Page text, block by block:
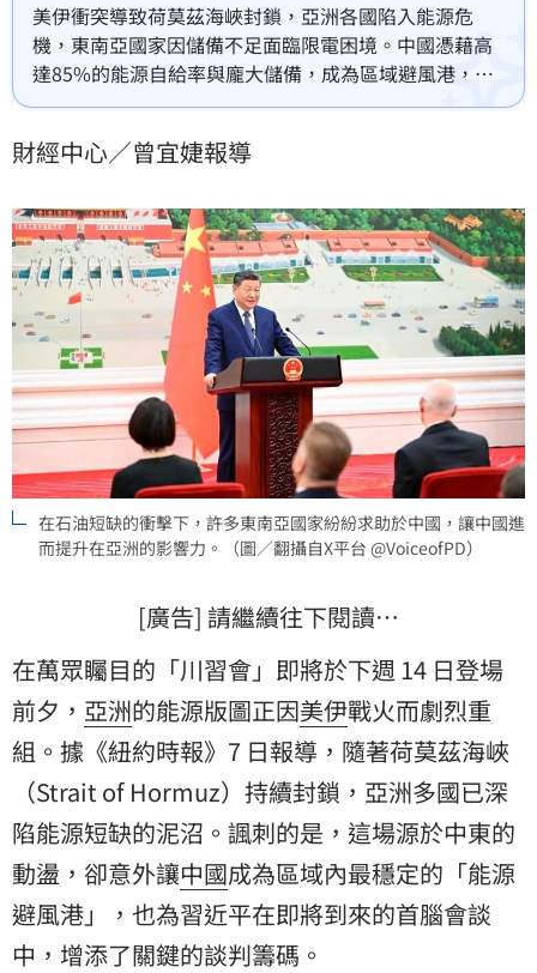
美伊衝突導致荷莫茲海峽封鎖，亞洲各國陷入能源危
機，東南亞國家因儲備不足面臨限電困境。中國憑藉高
達85%的能源自給率與龐大儲備，成為區域避風港，積
極與越南、菲律賓等國展開能源合作。此外，石油短缺
激增，緩解其國內經濟壓力。然而專家警告，若戰火引
險。
財經中心／曾宜婕報導
在石油短缺的衝擊下，許多東南亞國家紛紛求助於中國，讓中國進
而提升在亞洲的影響力。（圖／翻攝自X平台 @VoiceofPD）
[廣告] 請繼續往下閱讀…
在萬眾矚目的「川習會」即將於下週 14 日登場
前夕， 亞洲的能源版圖正因美伊戰火而劇烈重
組。據《紐約時報》7 日報導，隨著荷莫茲海峽
（Strait of Hormuz）持續封鎖，亞洲多國已深
陷能源短缺的泥沼。諷刺的是，這場源於中東的
動盪，卻意外讓中國成為區域內最穩定的「能源
避風港」，也為習近平在即將到來的首腦會談
中，增添了關鍵的談判籌碼。